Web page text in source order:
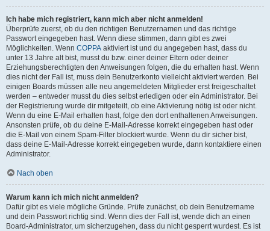
Ich habe mich registriert, kann mich aber nicht anmelden!
Überprüfe zuerst, ob du den richtigen Benutzernamen und das richtige
Passwort eingegeben hast. Wenn diese stimmen, dann gibt es zwei
Möglichkeiten. Wenn COPPA aktiviert ist und du angegeben hast, dass du
unter 13 Jahre alt bist, musst du bzw. einer deiner Eltern oder deiner
Erziehungsberechtigten den Anweisungen folgen, die du erhalten hast. Wenn
dies nicht der Fall ist, muss dein Benutzerkonto vielleicht aktiviert werden. Bei
einigen Boards müssen alle neu angemeldeten Mitglieder erst freigeschaltet
werden – entweder musst du dies selbst erledigen oder ein Administrator. Bei
der Registrierung wurde dir mitgeteilt, ob eine Aktivierung nötig ist oder nicht.
Wenn du eine E-Mail erhalten hast, folge den dort enthaltenen Anweisungen.
Ansonsten prüfe, ob du deine E-Mail-Adresse korrekt eingegeben hast oder
die E-Mail von einem Spam-Filter blockiert wurde. Wenn du dir sicher bist,
dass deine E-Mail-Adresse korrekt eingegeben wurde, dann kontaktiere einen
Administrator.
Nach oben
Warum kann ich mich nicht anmelden?
Dafür gibt es viele mögliche Gründe. Prüfe zunächst, ob dein Benutzername
und dein Passwort richtig sind. Wenn dies der Fall ist, wende dich an einen
Board-Administrator, um sicherzugehen, dass du nicht gesperrt wurdest. Es ist